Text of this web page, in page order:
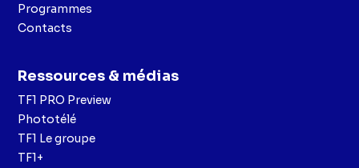
Programmes
Contacts
Ressources & médias
TF1 PRO Preview
Phototélé
TF1 Le groupe
TF1+